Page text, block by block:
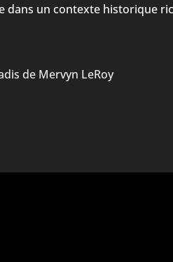
dans un contexte historique
de Mervyn LeRoy